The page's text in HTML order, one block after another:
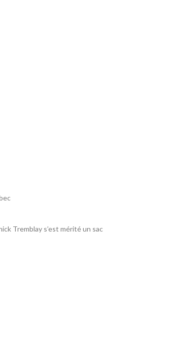
Tremblay s’est mérité un sac